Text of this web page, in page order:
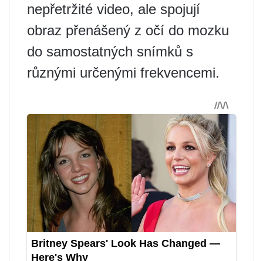
nepřetržité video, ale spojují
obraz přenášený z očí do mozku
do samostatných snímků s
různými určenými frekvencemi.